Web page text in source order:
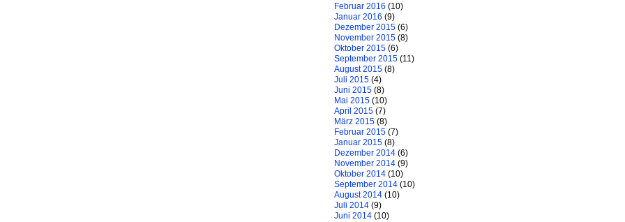
Februar 2016 (10)
Januar 2016 (9)
Dezember 2015 (6)
November 2015 (8)
Oktober 2015 (6)
September 2015 (11)
August 2015 (8)
Juli 2015 (4)
Juni 2015 (8)
Mai 2015 (10)
April 2015 (7)
März 2015 (8)
Februar 2015 (7)
Januar 2015 (8)
Dezember 2014 (6)
November 2014 (9)
Oktober 2014 (10)
September 2014 (10)
August 2014 (10)
Juli 2014 (9)
Juni 2014 (10)